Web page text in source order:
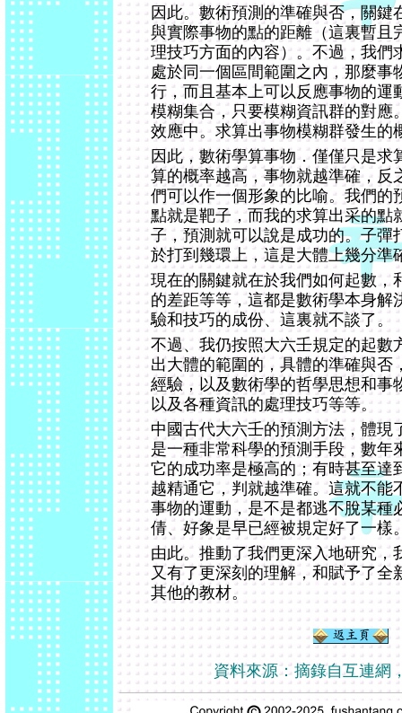
因此。數術預測的準確與否，關鍵
與實際事物的點的距離（這裏暫且
理技巧方面的內容）。不過，我們
處於同一個區間範圍之內，那麼事
行，而且基本上可以反應事物的運
模糊集合，只要模糊資訊群的對應
效應中。求算出事物模糊群發生的
因此，數術學算事物．僅僅只是求
算的概率越高，事物就越準確，反
們可以作一個形象的比喻。我們的
點就是靶子，而我的求算出采的點
子，預測就可以說是成功的。子彈
於打到幾環上，這是大體上幾分準
現在的關鍵就在於我們如何起數，
的差距等等，這都是數術學本身解
驗和技巧的成份、這裏就不談了。
不過、我仍按照大六壬規定的起數
出大體的範圍的，具體的準確與否
經驗，以及數術學的哲學思想和事
以及各種資訊的處理技巧等等。
中國古代大六壬的預測方法，體現
是一種非常科學的預測手段，數年
它的成功率是極高的；有時甚至達
越精通它，判就越準確。這就不能
事物的運動，是不是都逃不脫某種
倩、好象是早已經被規定好了一樣
由此。推動了我們更深入地研究，
又有了更深刻的理解，和賦予了全
其他的教材。
資料來源：摘錄自互連網